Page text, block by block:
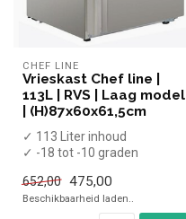
CHEF LINE
Vrieskast Chef line |
113L | RVS | Laag model
| (H)87x60x61,5cm
✓ 113 Liter inhoud
✓ -18 tot -10 graden
✓ Breedte 60 ...
652,00 475,00
Beschikbaarheid laden..